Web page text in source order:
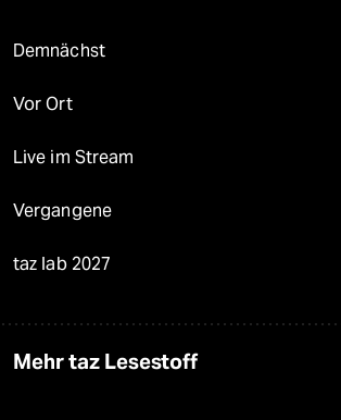
Demnächst
Vor Ort
Live im Stream
Vergangene
taz lab 2027
Mehr taz Lesestoff